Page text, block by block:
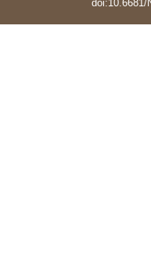
doi:10.6681/